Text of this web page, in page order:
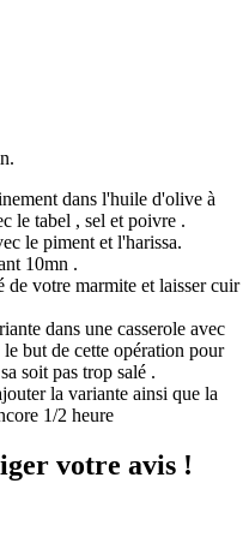
dans l'huile d'olive à
le tabel , sel et poivre .
le piment et l'harissa.
10mn .
votre marmite et laisser cuir
dans une casserole avec
but de cette opération pour
soit pas trop salé .
la variante ainsi que la
1/2 heure
votre avis !